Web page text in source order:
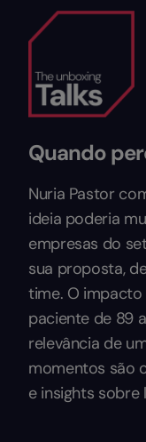
Quando
Nuria Pastor
ideia poderia
empresas do
sua proposta,
time. O impacto
paciente de 89
relevância de
momentos são
e insights